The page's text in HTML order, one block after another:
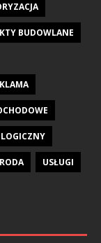
BUDOWLANE
USŁUGI